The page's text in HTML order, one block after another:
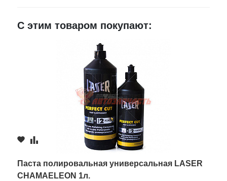
Комментарий
С этим товаром покупают:
Паста полировальная универсальная LASER
CHAMAELEON 1л.